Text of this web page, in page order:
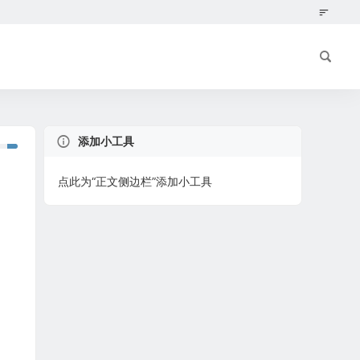
添加小工具
点此为“正文侧边栏”添加小工具